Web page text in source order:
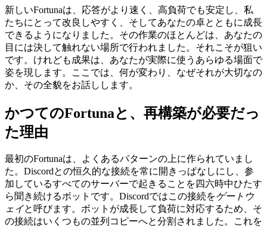
新しいFortunaは、応答がより速く、高負荷でも安定し、私
たちにとって改良しやすく、そしてあなたの卓とともに成長
できるようになりました。その作業のほとんどは、あなたの
目には決して触れない場所で行われました。それこそが狙い
です。けれども成果は、あなたが実際に使うあらゆる場面で
姿を現します。ここでは、何が変わり、なぜそれが大切なの
か、その全貌をお話しします。
かつてのFortunaと、再構築が必要だっ
た理由
最初のFortunaは、よくあるパターンの上に作られていまし
た。Discordとの恒久的な接続を常に開きっぱなしにし、参
加しているすべてのサーバーで起きることを四六時中ひたす
ら聞き続けるボットです。Discordではこの接続をゲートウ
ェイと呼びます。ボットが成長して負荷に対応するため、そ
の接続はいくつもの並列コピーへと分割されました。これを